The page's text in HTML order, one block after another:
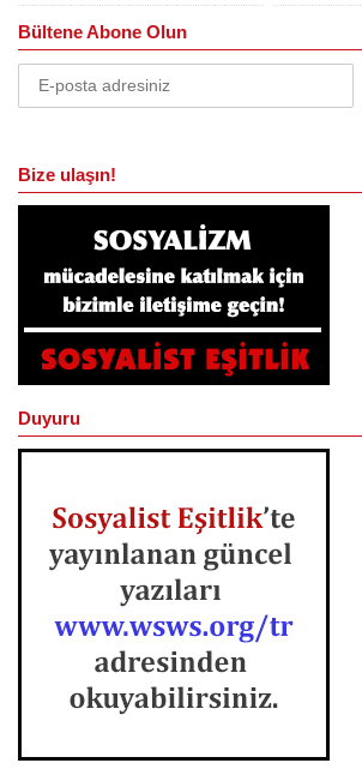
Bültene Abone Olun
Bize ulaşın!
Duyuru